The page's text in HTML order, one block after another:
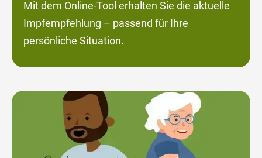
Mit dem Online-Tool erhalten Sie die aktuelle
Impfempfehlung – passend für Ihre
persönliche Situation.